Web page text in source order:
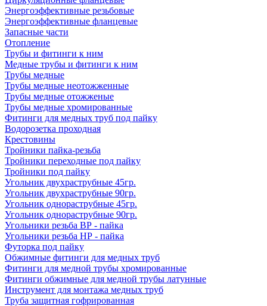
Энергоэффективные резьбовые
Энергоэффективные фланцевые
Запасные части
Отопление
Трубы и фитинги к ним
Медные трубы и фитинги к ним
Трубы медные
Трубы медные неотожженные
Трубы медные отожженые
Трубы медные хромированные
Фитинги для медных труб под пайку
Водорозетка проходная
Крестовины
Тройники пайка-резьба
Тройники переходные под пайку
Тройники под пайку
Угольник двухраструбные 45гр.
Угольник двухраструбные 90гр.
Угольник однораструбные 45гр.
Угольник однораструбные 90гр.
Угольники резьба ВР - пайка
Угольники резьба НР - пайка
Футорка под пайку
Обжимные фитинги для медных труб
Фитинги для медной трубы хромированные
Фитинги обжимные для медной трубы латунные
Инструмент для монтажа медных труб
Труба защитная гофрированная